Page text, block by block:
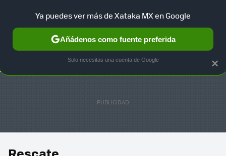
SELECCIÓN GAMING HOME AUTO TERRITORIO
×
Ya puedes ver más de Xataka MX en Google
Añádenos como fuente preferida
Solo necesitas una cuenta de Google